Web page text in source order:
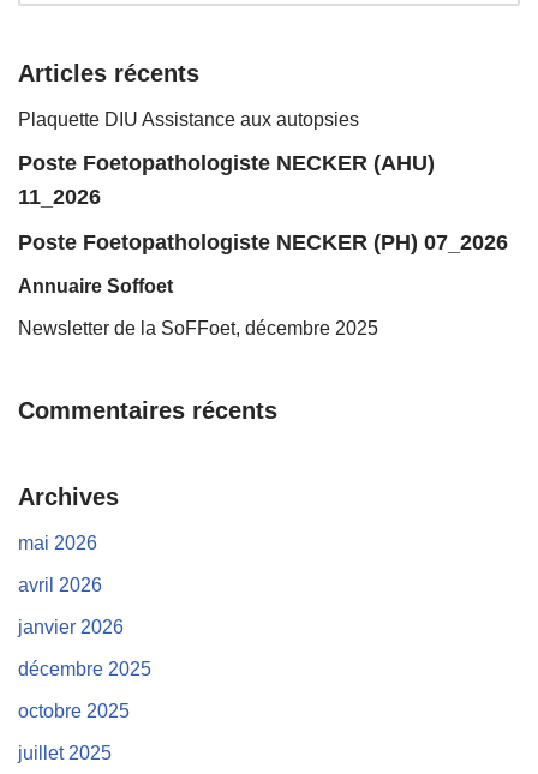
Articles récents
Plaquette DIU Assistance aux autopsies
Poste Foetopathologiste NECKER (AHU)
11_2026
Poste Foetopathologiste NECKER (PH) 07_2026
Annuaire Soffoet
Newsletter de la SoFFoet, décembre 2025
Commentaires récents
Archives
mai 2026
avril 2026
janvier 2026
décembre 2025
octobre 2025
juillet 2025